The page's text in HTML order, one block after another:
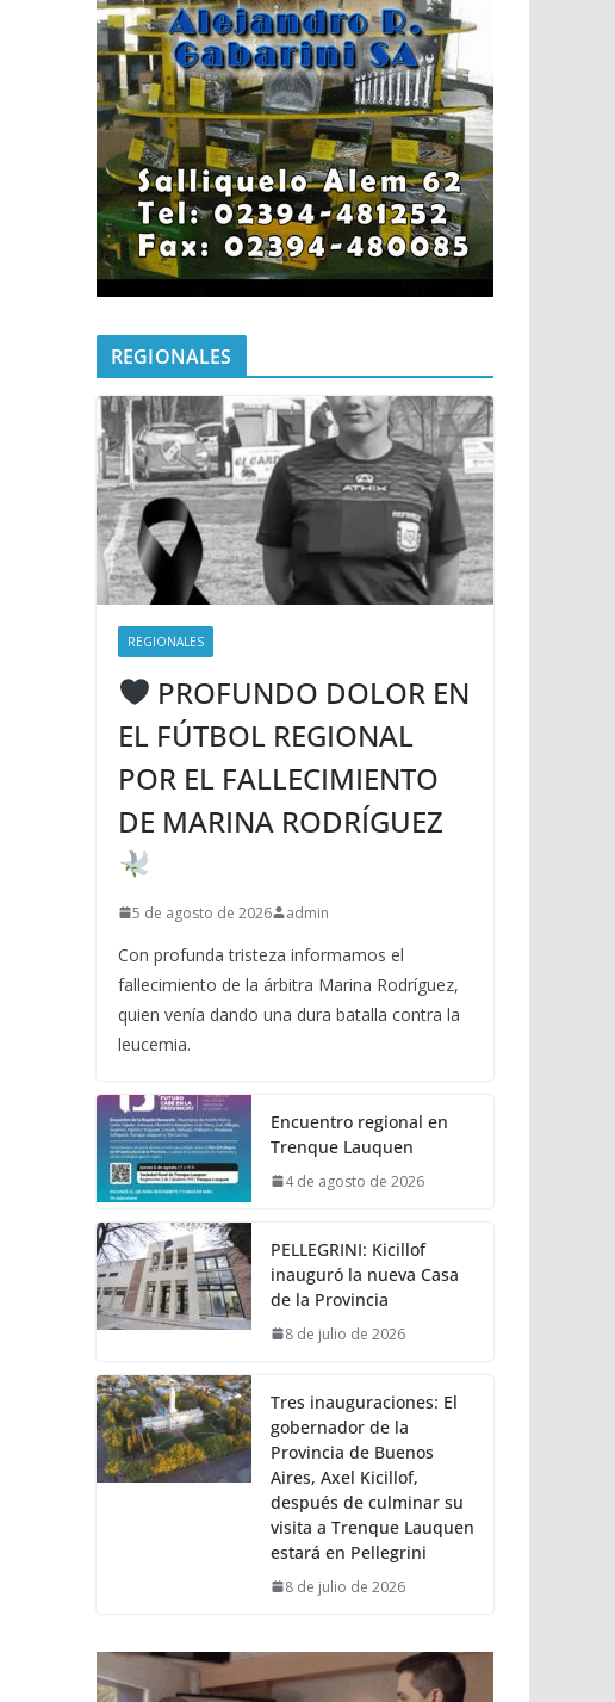
REGIONALES
REGIONALES
PROFUNDO DOLOR EN
EL FÚTBOL REGIONAL
POR EL FALLECIMIENTO
DE MARINA RODRÍGUEZ
5 de agosto de 2026 admin
Con profunda tristeza informamos el
fallecimiento de la árbitra Marina Rodríguez,
quien venía dando una dura batalla contra la
leucemia.
Encuentro regional en
Trenque Lauquen
4 de agosto de 2026
PELLEGRINI: Kicillof
inauguró la nueva Casa
de la Provincia
8 de julio de 2026
Tres inauguraciones: El
gobernador de la
Provincia de Buenos
Aires, Axel Kicillof,
después de culminar su
visita a Trenque Lauquen
estará en Pellegrini
8 de julio de 2026